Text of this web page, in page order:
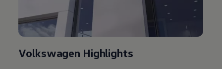
Volkswagen Highlights